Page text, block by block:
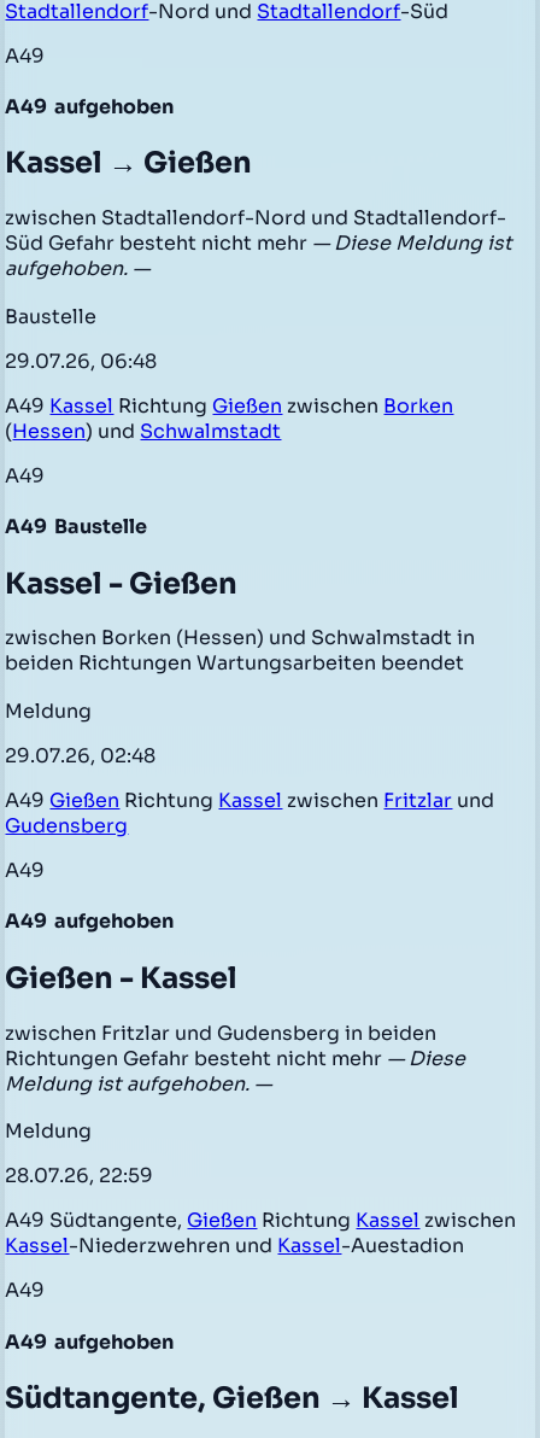
Stadtallendorf-Nord und Stadtallendorf-Süd
A49
A49 aufgehoben
Kassel → Gießen
zwischen Stadtallendorf-Nord und Stadtallendorf-
Süd Gefahr besteht nicht mehr — Diese Meldung ist
aufgehoben. —
Baustelle
29.07.26, 06:48
A49 Kassel Richtung Gießen zwischen Borken
(Hessen) und Schwalmstadt
A49
A49 Baustelle
Kassel - Gießen
zwischen Borken (Hessen) und Schwalmstadt in
beiden Richtungen Wartungsarbeiten beendet
Meldung
29.07.26, 02:48
A49 Gießen Richtung Kassel zwischen Fritzlar und
Gudensberg
A49
A49 aufgehoben
Gießen - Kassel
zwischen Fritzlar und Gudensberg in beiden
Richtungen Gefahr besteht nicht mehr — Diese
Meldung ist aufgehoben. —
Meldung
28.07.26, 22:59
A49 Südtangente, Gießen Richtung Kassel zwischen
Kassel-Niederzwehren und Kassel-Auestadion
A49
A49 aufgehoben
Südtangente, Gießen → Kassel